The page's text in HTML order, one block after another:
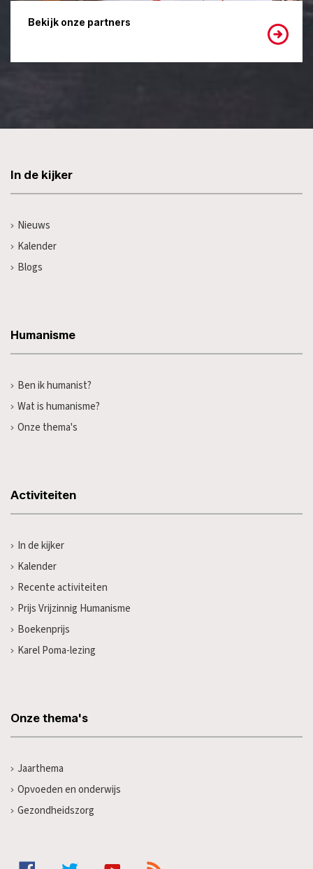
Bekijk onze partners
In de kijker
Nieuws
Kalender
Blogs
Humanisme
Ben ik humanist?
Wat is humanisme?
Onze thema's
Activiteiten
In de kijker
Kalender
Recente activiteiten
Prijs Vrijzinnig Humanisme
Boekenprijs
Karel Poma-lezing
Onze thema's
Jaarthema
Opvoeden en onderwijs
Gezondheidszorg